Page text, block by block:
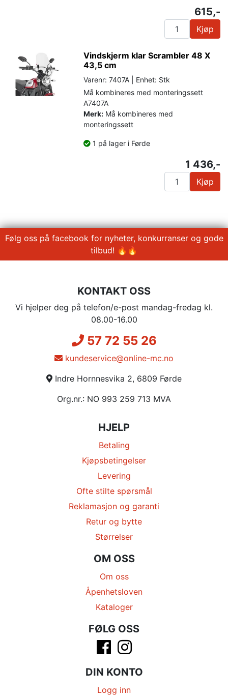
615,-
Kjøp
Vindskjerm klar Scrambler 48 X
43,5 cm
Varenr: 7407A | Enhet: Stk
Må kombineres med monteringssett
A7407A
Merk: Må kombineres med
monteringssett
1 på lager i Førde
1 436,-
Kjøp
Følg oss på facebook for nyheter, konkurranser og gode
tilbud! 🔥🔥
KONTAKT OSS
Vi hjelper deg på telefon/e-post mandag-fredag kl.
08.00-16.00
57 72 55 26
kundeservice@online-mc.no
Indre Hornnesvika 2, 6809 Førde
Org.nr.: NO 993 259 713 MVA
HJELP
Betaling
Kjøpsbetingelser
Levering
Ofte stilte spørsmål
Reklamasjon og garanti
Retur og bytte
Størrelser
OM OSS
Om oss
Åpenhetsloven
Kataloger
FØLG OSS
DIN KONTO
Logg inn